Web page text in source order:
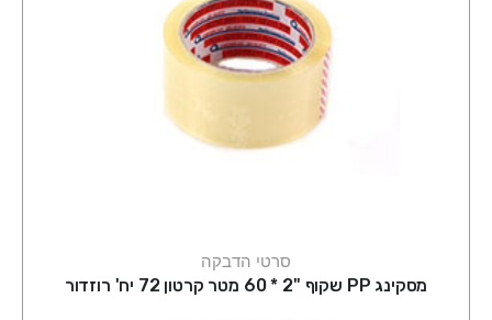
סרטי הדבקה
מסקינג PP שקוף "2 * 60 מטר קרטון 72 יח' רוזדור